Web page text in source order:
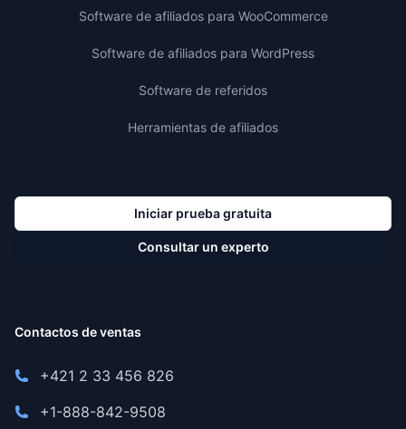
Software de afiliados para WooCommerce
Software de afiliados para WordPress
Software de referidos
Herramientas de afiliados
Iniciar prueba gratuita
Consultar un experto
Contactos de ventas
+421 2 33 456 826
+1-888-842-9508